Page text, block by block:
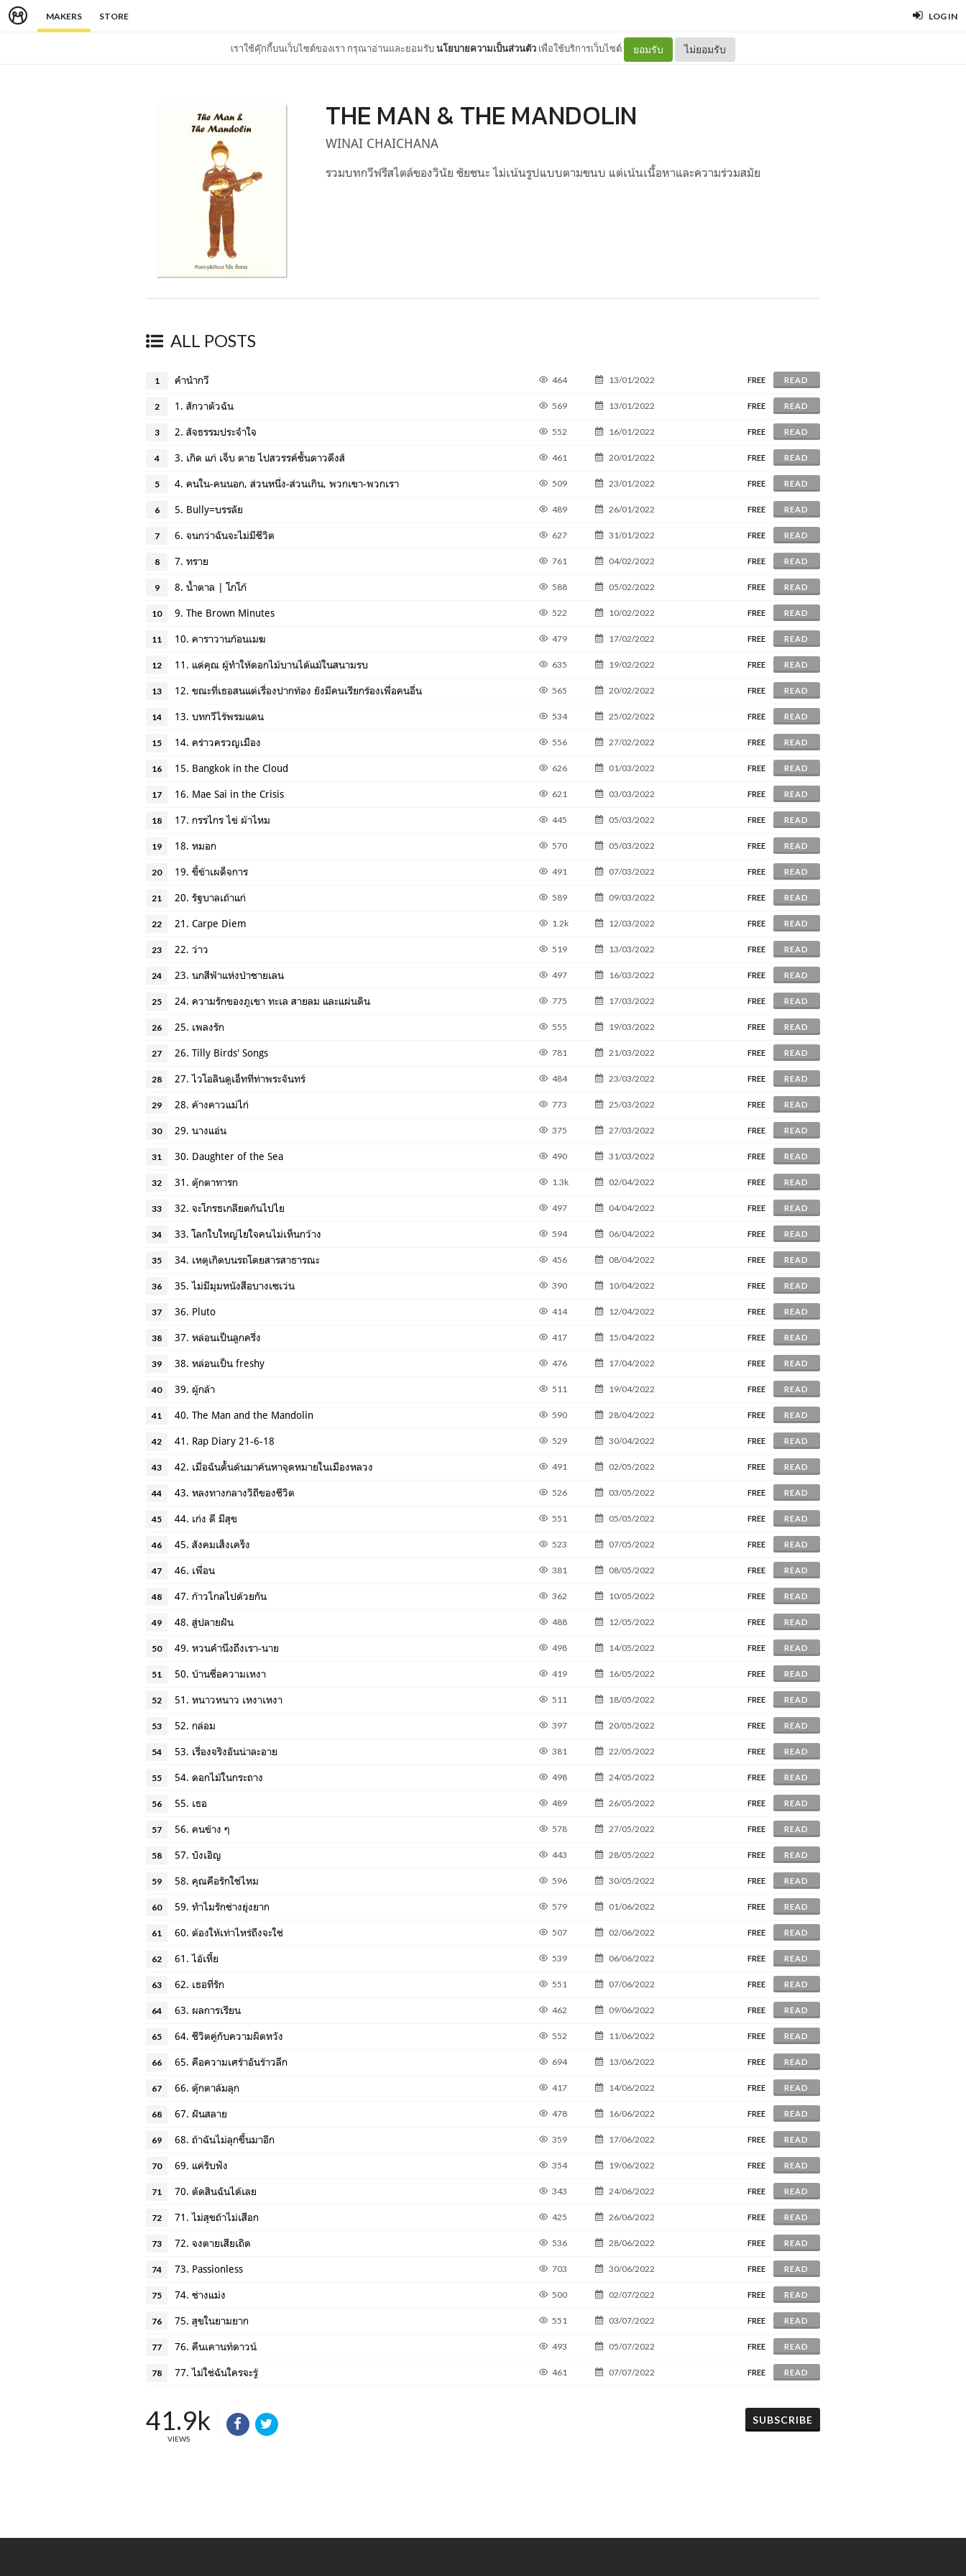
MAKERS STORE LOG IN
เราใช้คุ๊กกี้บนเว็บไซต์ของเรา กรุณาอ่านและยอมรับนโยบายความเป็นส่วนตัว เพื่อใช้บริการเว็บไซต์ ยอมรับ ไม่ยอมรับ
THE MAN & THE MANDOLIN
WINAI CHAICHANA
รวมบทกวีฟรีสไตล์ของวินัย ชัยชนะ ไม่เน้นรูปแบบตามขนบ แต่เน้นเนื้อหาและความร่วมสมัย
ALL POSTS
1 คำนำกวี 464 13/01/2022 FREE READ
2 1. สักวาตัวฉัน 569 13/01/2022 FREE READ
3 2. สัจธรรมประจำใจ 552 16/01/2022 FREE READ
4 3. เกิด แก่ เจ็บ ตาย ไปสวรรค์ชั้นดาวดึงส์ 461 20/01/2022 FREE READ
5 4. คนใน-คนนอก, ส่วนหนึ่ง-ส่วนเกิน, พวกเขา-พวกเรา 509 23/01/2022 FREE READ
6 5. Bully=บรรลัย 489 26/01/2022 FREE READ
7 6. จนกว่าฉันจะไม่มีชีวิต 627 31/01/2022 FREE READ
8 7. ทราย 761 04/02/2022 FREE READ
9 8. น้ำตาล | โกโก้ 588 05/02/2022 FREE READ
10 9. The Brown Minutes 522 10/02/2022 FREE READ
11 10. คาราวานก้อนเมฆ 479 17/02/2022 FREE READ
12 11. แด่คุณ ผู้ทำให้ดอกไม้บานได้แม้ในสนามรบ 635 19/02/2022 FREE READ
13 12. ขณะที่เธอสนแต่เรื่องปากท้อง ยังมีคนเรียกร้องเพื่อคนอื่น 565 20/02/2022 FREE READ
14 13. บทกวีไร้พรมแดน 534 25/02/2022 FREE READ
15 14. คร่าวครวญเมือง 556 27/02/2022 FREE READ
16 15. Bangkok in the Cloud 626 01/03/2022 FREE READ
17 16. Mae Sai in the Crisis 621 03/03/2022 FREE READ
18 17. กรรไกร ไข่ ผ้าไหม 445 05/03/2022 FREE READ
19 18. หมอก 570 05/03/2022 FREE READ
20 19. ขี้ข้าเผด็จการ 491 07/03/2022 FREE READ
21 20. รัฐบาลเถ้าแก่ 589 09/03/2022 FREE READ
22 21. Carpe Diem 1.2k 12/03/2022 FREE READ
23 22. ว่าว 519 13/03/2022 FREE READ
24 23. นกสีฟ้าแห่งป่าชายเลน 497 16/03/2022 FREE READ
25 24. ความรักของภูเขา ทะเล สายลม และแผ่นดิน 775 17/03/2022 FREE READ
26 25. เพลงรัก 555 19/03/2022 FREE READ
27 26. Tilly Birds' Songs 781 21/03/2022 FREE READ
28 27. ไวโอลินดูเอ็ทที่ท่าพระจันทร์ 484 23/03/2022 FREE READ
29 28. ค้างคาวแม่ไก่ 773 25/03/2022 FREE READ
30 29. นางแอ่น 375 27/03/2022 FREE READ
31 30. Daughter of the Sea 490 31/03/2022 FREE READ
32 31. ตุ๊กตาทารก 1.3k 02/04/2022 FREE READ
33 32. จะโกรธเกลียดกันไปไย 497 04/04/2022 FREE READ
34 33. โลกใบใหญ่ไยใจคนไม่เห็นกว้าง 594 06/04/2022 FREE READ
35 34. เหตุเกิดบนรถโดยสารสาธารณะ 456 08/04/2022 FREE READ
36 35. ไม่มีมุมหนังสือบางเซเว่น 390 10/04/2022 FREE READ
37 36. Pluto 414 12/04/2022 FREE READ
38 37. หล่อนเป็นลูกครึ่ง 417 15/04/2022 FREE READ
39 38. หล่อนเป็น freshy 476 17/04/2022 FREE READ
40 39. ผู้กล้า 511 19/04/2022 FREE READ
41 40. The Man and the Mandolin 590 28/04/2022 FREE READ
42 41. Rap Diary 21-6-18 529 30/04/2022 FREE READ
43 42. เมื่อฉันดั้นด้นมาค้นหาจุดหมายในเมืองหลวง 491 02/05/2022 FREE READ
44 43. หลงทางกลางวิถีของชีวิต 526 03/05/2022 FREE READ
45 44. เก่ง ดี มีสุข 551 05/05/2022 FREE READ
46 45. สังคมเส็งเคร็ง 523 07/05/2022 FREE READ
47 46. เพื่อน 381 08/05/2022 FREE READ
48 47. ก้าวไกลไปด้วยกัน 362 10/05/2022 FREE READ
49 48. สู่ปลายฝัน 488 12/05/2022 FREE READ
50 49. หวนคำนึงถึงเรา-นาย 498 14/05/2022 FREE READ
51 50. บ้านชื่อความเหงา 419 16/05/2022 FREE READ
52 51. หนาวหนาว เหงาเหงา 511 18/05/2022 FREE READ
53 52. กล่อม 397 20/05/2022 FREE READ
54 53. เรื่องจริงอันน่าละอาย 381 22/05/2022 FREE READ
55 54. ดอกไม้ในกระถาง 498 24/05/2022 FREE READ
56 55. เธอ 489 26/05/2022 FREE READ
57 56. คนข้าง ๆ 578 27/05/2022 FREE READ
58 57. บังเอิญ 443 28/05/2022 FREE READ
59 58. คุณคือรักใช่ไหม 596 30/05/2022 FREE READ
60 59. ทำไมรักช่างยุ่งยาก 579 01/06/2022 FREE READ
61 60. ต้องให้เท่าไหร่ถึงจะใช่ 507 02/06/2022 FREE READ
62 61. ไอ้เหี้ย 539 06/06/2022 FREE READ
63 62. เธอที่รัก 551 07/06/2022 FREE READ
64 63. ผลการเรียน 462 09/06/2022 FREE READ
65 64. ชีวิตคู่กับความผิดหวัง 552 11/06/2022 FREE READ
66 65. คือความเศร้าอันร้าวลึก 694 13/06/2022 FREE READ
67 66. ตุ๊กตาล้มลุก 417 14/06/2022 FREE READ
68 67. ฝันสลาย 478 16/06/2022 FREE READ
69 68. ถ้าฉันไม่ลุกขึ้นมาอีก 359 17/06/2022 FREE READ
70 69. แค่รับฟัง 354 19/06/2022 FREE READ
71 70. ตัดสินฉันได้เลย 343 24/06/2022 FREE READ
72 71. ไม่สุขถ้าไม่เสือก 425 26/06/2022 FREE READ
73 72. จงตายเสียเถิด 536 28/06/2022 FREE READ
74 73. Passionless 703 30/06/2022 FREE READ
75 74. ช่างแม่ง 500 02/07/2022 FREE READ
76 75. สุขในยามยาก 551 03/07/2022 FREE READ
77 76. คืนเคานท์ดาวน์ 493 05/07/2022 FREE READ
78 77. ไม่ใช่ฉันใครจะรู้ 461 07/07/2022 FREE READ
41.9k
VIEWS
SUBSCRIBE